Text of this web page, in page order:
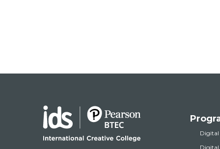
Digital
Digital